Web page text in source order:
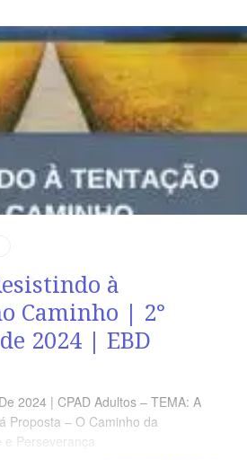
Na jornada para o Céu,
a respeito da necessidade
para nos encontrarmos com o
Segunda – Jo 17.17 A Palavra
à
Caminho | 2°
2024 | EBD
2024 | CPAD Adultos – TEMA: A
Proposta – O Caminho da
e Perseverança